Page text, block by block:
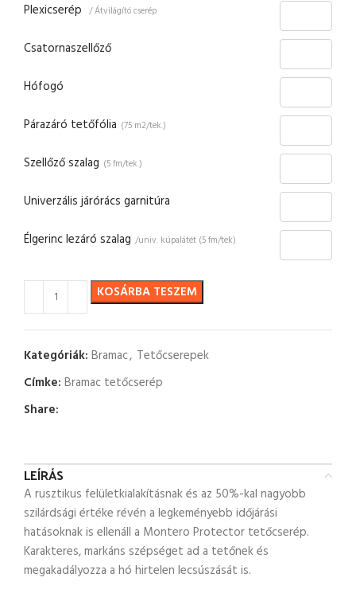
Plexicserép / Átvilágító cserép
Csatornaszellőző
Hófogó
Párazáró tetőfólia (75 m2/tek.)
Szellőző szalag (5 fm/tek.)
Univerzális járórács garnitúra
Élgerinc lezáró szalag /univ. kúpalátét (5 fm/tek)
KOSÁRBA TESZEM
Kategóriák: Bramac, Tetőcserepek
Címke: Bramac tetőcserép
Share:
LEÍRÁS
A rusztikus felületkialakításnak és az 50%-kal nagyobb
szilárdsági értéke révén a legkeményebb időjárási
hatásoknak is ellenáll a Montero Protector tetőcserép.
Karakteres, markáns szépséget ad a tetőnek és
megakadályozza a hó hirtelen lecsúszását is.